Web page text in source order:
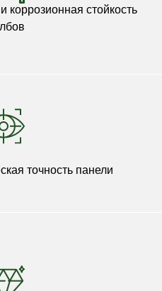
стойкость
точность панели